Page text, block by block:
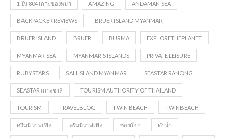
1 ใน 804 เกาะของพม่า AMAZING ANDAMAN SEA
BACKPACKER REVIEWS BRUER ISLAND MYANMAR
BRUER ISLAND BRUER BURMA EXPLORETHEPLANET
MYANMAR SEA MYANMAR'S ISLANDS PRIVATE LEISURE
RUBYSTARS SALI ISLAND MYANMAR SEASTAR RANONG
SEASTAR เกาะซาลิ TOURISM AUTHORITY OF THAILAND
TOURISM TRAVELBLOG TWIN BEACH TWINBEACH
ครีมมี่ วาฟเฟิล ครีมมี่วาฟเฟิล ซองก๊อก ดำน้ำ